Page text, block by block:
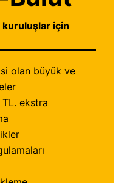
için
olan büyük ve
ekstra